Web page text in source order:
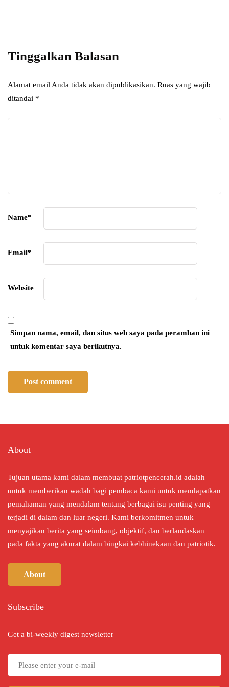
Tinggalkan Balasan
Alamat email Anda tidak akan dipublikasikan. Ruas yang wajib
ditandai *
Name*
Email*
Website
Simpan nama, email, dan situs web saya pada peramban ini
untuk komentar saya berikutnya.
About
Tujuan utama kami dalam membuat patriotpencerah.id adalah
untuk memberikan wadah bagi pembaca kami untuk mendapatkan
pemahaman yang mendalam tentang berbagai isu penting yang
terjadi di dalam dan luar negeri. Kami berkomitmen untuk
menyajikan berita yang seimbang, objektif, dan berlandaskan
pada fakta yang akurat dalam bingkai kebhinekaan dan patriotik.
About
Subscribe
Get a bi-weekly digest newsletter